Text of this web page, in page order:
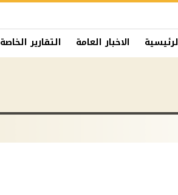
الاخبار العامة التقارير الخاصة